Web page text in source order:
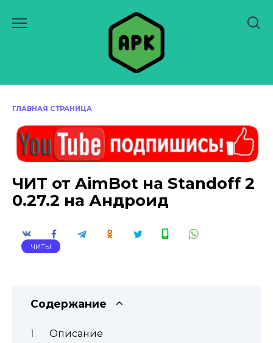
ГЛАВНАЯ СТРАНИЦА
ЧИТ от AimBot на Standoff 2
0.27.2 на Андроид
ЧИТЫ
Содержание
Описание